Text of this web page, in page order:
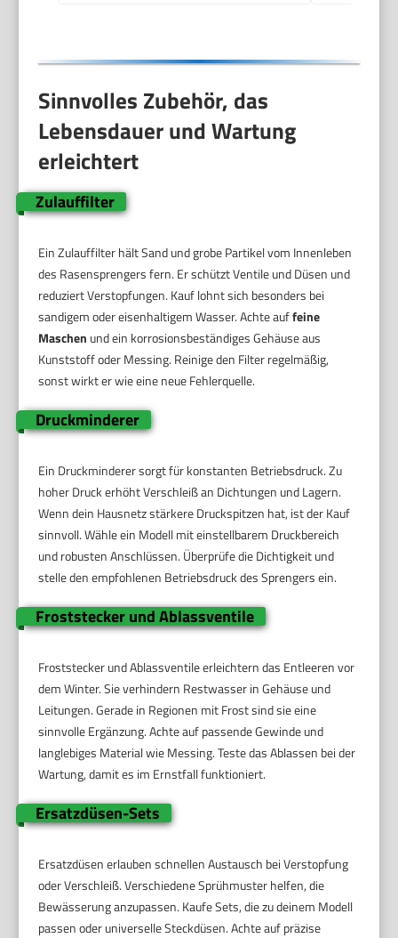
Sinnvolles Zubehör, das
Lebensdauer und Wartung
erleichtert
Zulauffilter
Ein Zulauffilter hält Sand und grobe Partikel vom Innenleben
des Rasensprengers fern. Er schützt Ventile und Düsen und
reduziert Verstopfungen. Kauf lohnt sich besonders bei
sandigem oder eisenhaltigem Wasser. Achte auffeine
Maschen und ein korrosionsbeständiges Gehäuse aus
Kunststoff oder Messing. Reinige den Filter regelmäßig,
sonst wirkt er wie eine neue Fehlerquelle.
Druckminderer
Ein Druckminderer sorgt für konstanten Betriebsdruck. Zu
hoher Druck erhöht Verschleiß an Dichtungen und Lagern.
Wenn dein Hausnetz stärkere Druckspitzen hat, ist der Kauf
sinnvoll. Wähle ein Modell mit einstellbarem Druckbereich
und robusten Anschlüssen. Überprüfe die Dichtigkeit und
stelle den empfohlenen Betriebsdruck des Sprengers ein.
Froststecker und Ablassventile
Froststecker und Ablassventile erleichtern das Entleeren vor
dem Winter. Sie verhindern Restwasser in Gehäuse und
Leitungen. Gerade in Regionen mit Frost sind sie eine
sinnvolle Ergänzung. Achte auf passende Gewinde und
langlebiges Material wie Messing. Teste das Ablassen bei der
Wartung, damit es im Ernstfall funktioniert.
Ersatzdüsen-Sets
Ersatzdüsen erlauben schnellen Austausch bei Verstopfung
oder Verschleiß. Verschiedene Sprühmuster helfen, die
Bewässerung anzupassen. Kaufe Sets, die zu deinem Modell
passen oder universelle Steckdüsen. Achte auf präzise